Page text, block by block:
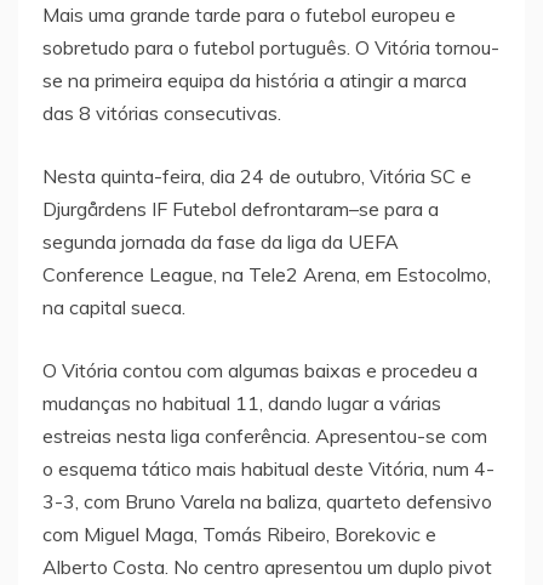
Mais uma grande tarde para o futebol europeu e
sobretudo para o futebol português. O Vitória tornou-
se na primeira equipa da história a atingir a marca
das 8 vitórias consecutivas.
Nesta quinta-feira, dia 24 de outubro, Vitória SC e
Djurgårdens IF Futebol defrontaram–se para a
segunda jornada da fase da liga da UEFA
Conference League, na Tele2 Arena, em Estocolmo,
na capital sueca.
O Vitória contou com algumas baixas e procedeu a
mudanças no habitual 11, dando lugar a várias
estreias nesta liga conferência. Apresentou-se com
o esquema tático mais habitual deste Vitória, num 4-
3-3, com Bruno Varela na baliza, quarteto defensivo
com Miguel Maga, Tomás Ribeiro, Borekovic e
Alberto Costa. No centro apresentou um duplo pivot